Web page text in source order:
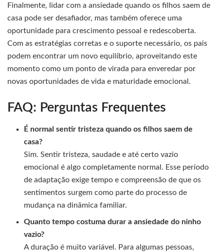
Finalmente, lidar com a ansiedade quando os filhos saem de
casa pode ser desafiador, mas também oferece uma
oportunidade para crescimento pessoal e redescoberta.
Com as estratégias corretas e o suporte necessário, os pais
podem encontrar um novo equilíbrio, aproveitando este
momento como um ponto de virada para enveredar por
novas oportunidades de vida e maturidade emocional.
FAQ: Perguntas Frequentes
É normal sentir tristeza quando os filhos saem de
casa?
Sim. Sentir tristeza, saudade e até certo vazio
emocional é algo completamente normal. Esse período
de adaptação exige tempo e compreensão de que os
sentimentos surgem como parte do processo de
mudança na dinâmica familiar.
Quanto tempo costuma durar a ansiedade do ninho
vazio?
A duração é muito variável. Para algumas pessoas,